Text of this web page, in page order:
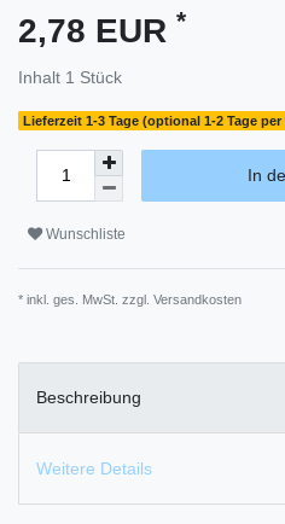
2,78 EUR *
Inhalt 1 Stück
Lieferzeit 1-3 Tage (optional 1-2 Tage per
In
Wunschliste
* inkl. ges. MwSt. zzgl. Versandkosten
Beschreibung
Weitere Details